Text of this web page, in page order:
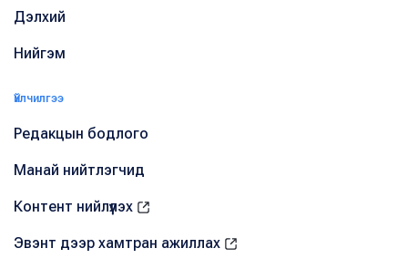
Дэлхий
Нийгэм
Үйлчилгээ
Редакцын бодлого
Манай нийтлэгчид
Контент нийлүүлэх
Эвэнт дээр хамтран ажиллах